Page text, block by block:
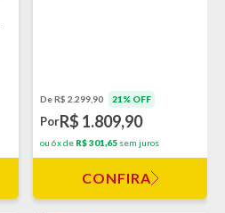
De R$ 2.299,90 21% OFF
PorR$ 1.809,90
ou 6x de R$ 301,65 sem juros
CONFIRA